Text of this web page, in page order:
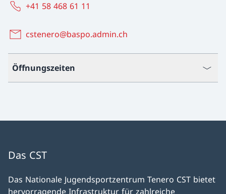
+41 58 468 61 11
cstenero@baspo.admin.ch
Öffnungszeiten
Das CST
Das Nationale Jugendsportzentrum Tenero CST bietet
hervorragende Infrastruktur für zahlreiche